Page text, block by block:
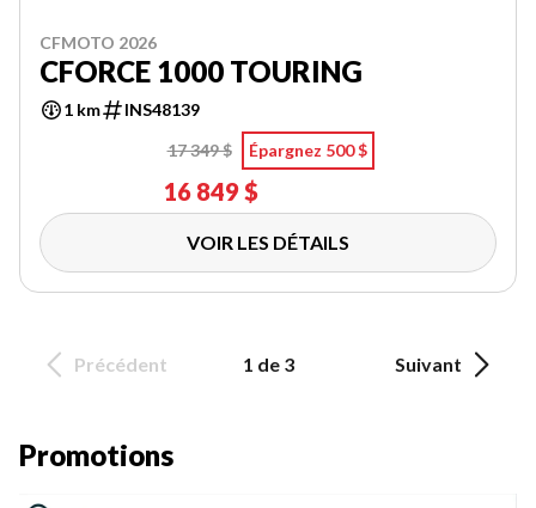
CFMOTO 2026
CFORCE 1000 TOURING
1 km
INS48139
17 349 $
Épargnez 500 $
16 849 $
VOIR LES DÉTAILS
Précédent 1 de 3 Suivant
Promotions